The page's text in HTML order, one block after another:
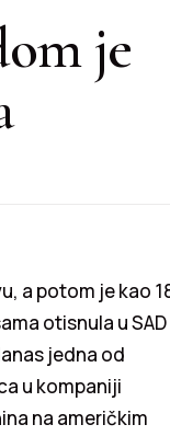
je
a potom je kao
otisnula u SAD
jedna od
u kompaniji
na američkim